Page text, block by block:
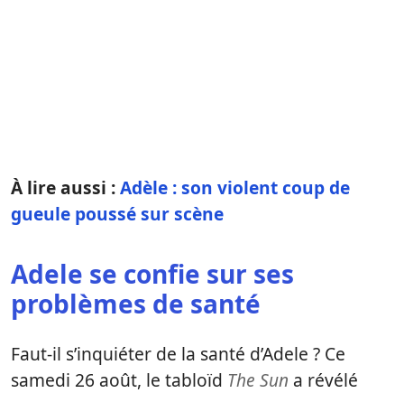
À lire aussi :Adèle : son violent coup de
gueule poussé sur scène
Adele se confie sur ses
problèmes de santé
Faut-il s’inquiéter de la santé d’Adele ? Ce
samedi 26 août, le tabloïd The Sun a révélé